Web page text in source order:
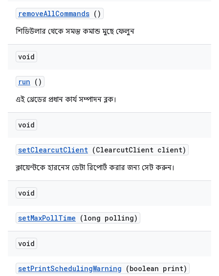
removeAllCommands ()
শিডিউলার থেকে সমস্ত কমান্ড মুছে ফেলুন
void
run ()
এই থ্রেডের প্রধান কার্য সম্পাদন ব্লক।
void
setClearcutClient (ClearcutClient client)
ক্লায়েন্টকে হারনেস ডেটা রিপোর্ট করার জন্য সেট করুন।
void
setMaxPollTime (long polling)
void
setPrintSchedulingWarning (boolean print)